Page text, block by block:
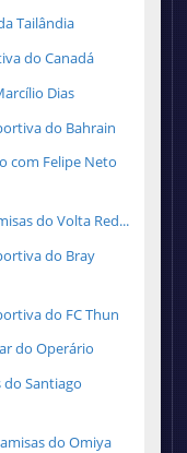
Tailândia
do Canadá
Dias
do Bahrain
com Felipe Neto
do Volta Red...
do Bray
do FC Thun
do Operário
do Santiago
do Omiya